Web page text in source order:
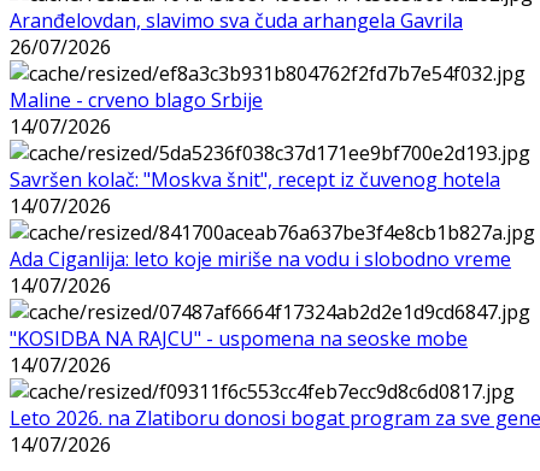
Aranđelovdan, slavimo sva čuda arhangela Gavrila
26/07/2026
Maline - crveno blago Srbije
14/07/2026
Savršen kolač: "Moskva šnit", recept iz čuvenog hotela
14/07/2026
Ada Ciganlija: leto koje miriše na vodu i slobodno vreme
14/07/2026
"KOSIDBA NA RAJCU" - uspomena na seoske mobe
14/07/2026
Leto 2026. na Zlatiboru donosi bogat program za sve
14/07/2026